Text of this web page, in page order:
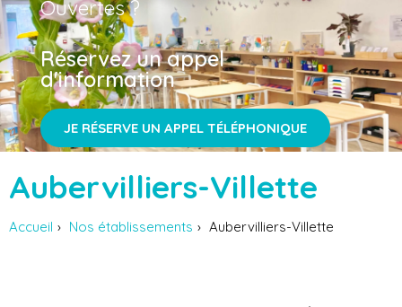
Ouvertes ?
Réservez un appel
d'information
JE RÉSERVE UN APPEL TÉLÉPHONIQUE
Aubervilliers-Villette
Accueil Nos établissements Aubervilliers-Villette